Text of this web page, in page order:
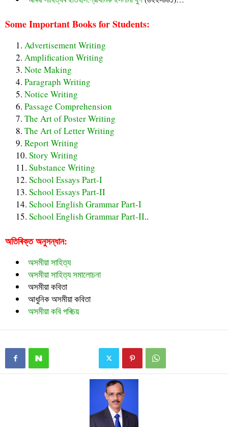
Some Important Books for Students:
Advertisement Writing
Amplification Writing
Note Making
Paragraph Writing
Notice Writing
Passage Comprehension
The Art of Poster Writing
The Art of Letter Writing
Report Writing
Story Writing
Substance Writing
School Essays Part-I
School Essays Part-II
School English Grammar Part-I
School English Grammar Part-II..
অতিৰিক্ত অনুসন্ধান:
অসমীয়া সাহিত্য
অসমীয়া সাহিত্য সমালোচনা
অসমীয়া কবিতা
আধুনিক অসমীয়া কবিতা
অসমীয়া কবি পৰিচয়